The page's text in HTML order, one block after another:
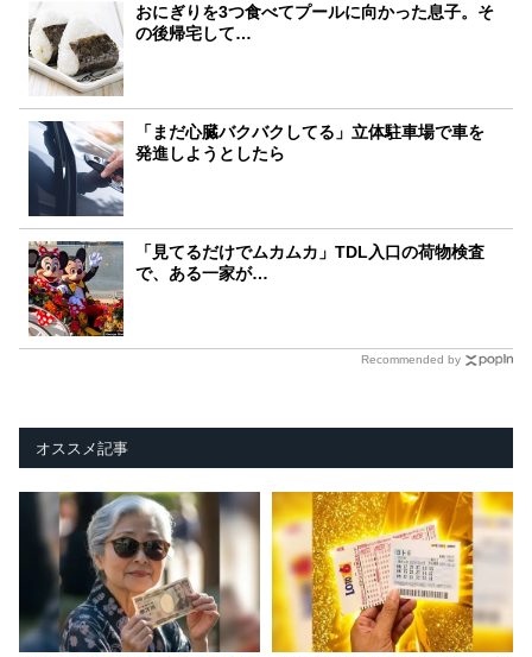
おにぎりを3つ食べてプールに向かった息子。そ
の後帰宅して…
「まだ心臓バクバクしてる」立体駐車場で車を
発進しようとしたら
「見てるだけでムカムカ」TDL入口の荷物検査
で、ある一家が…
Recommended by
オススメ記事